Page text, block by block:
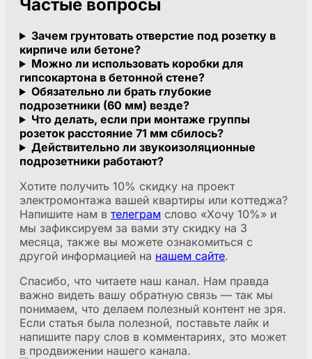
Частые вопросы
Зачем грунтовать отверстие под розетку в
кирпиче или бетоне?
Можно ли использовать коробки для
гипсокартона в бетонной стене?
Обязательно ли брать глубокие
подрозетники (60 мм) везде?
Что делать, если при монтаже группы
розеток расстояние 71 мм сбилось?
Действительно ли звукоизоляционные
подрозетники работают?
Хотите получить 10% скидку на проект
электромонтажа вашей квартиры или коттеджа?
Напишите нам в телеграм слово «Хочу 10%» и
мы зафиксируем за вами эту скидку на 3
месяца, также вы можете ознакомиться с
другой информацией на нашем сайте.
Спасибо, что читаете наш канал. Нам правда
важно видеть вашу обратную связь — так мы
понимаем, что делаем полезный контент не зря.
Если статья была полезной, поставьте лайк и
напишите пару слов в комментариях, это может
в продвижении нашего канала.